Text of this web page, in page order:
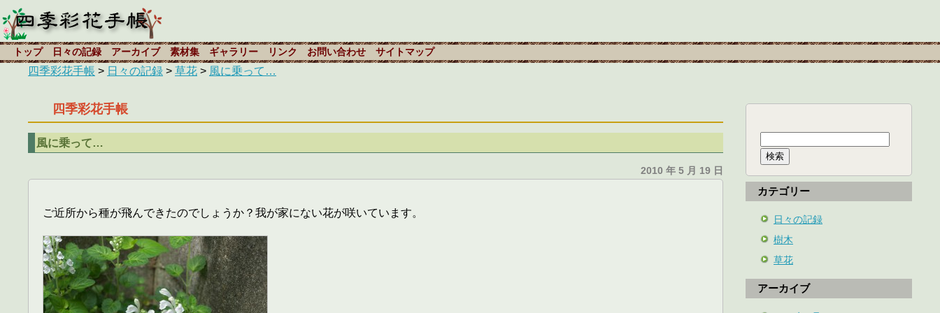
トップ 日々の記録 アーカイブ 素材集 ギャラリー リンク お問い合わせ サイトマップ
四季彩花手帳 > 日々の記録 > 草花 > 風に乗って…
四季彩花手帳
風に乗って…
2010 年 5 月 19 日
ご近所から種が飛んできたのでしょうか？我が家にない花が咲いています。
カテゴリー
日々の記録
樹木
草花
アーカイブ